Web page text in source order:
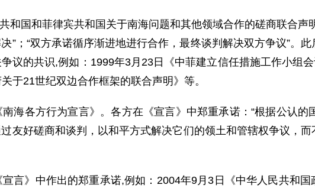
国和菲律宾共和国关于南海问题和其他领域合作的磋商联合声
”；“双方承诺循序渐进地进行合作，最终谈判解决双方争议”。
议的共识,例如：1999年3月23日《中菲建立信任措施工作小组
于21世纪双边合作框架的联合声明》等。
各方行为宣言》。各方在《宣言》中郑重承诺：“根据公认的
友好磋商和谈判，以和平方式解决它们的领土和管辖权争议，
》中作出的郑重承诺,例如：2004年9月3日《中华人民共和国